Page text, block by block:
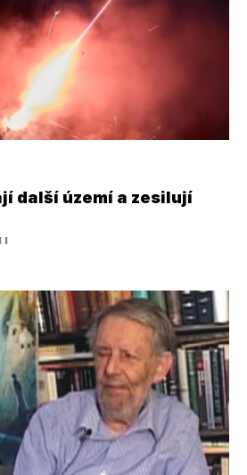
další území a zesilují